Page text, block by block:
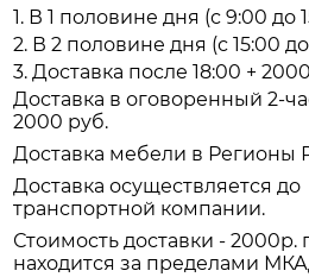
1. В 1 половине дня (с 9:00 до
2. В 2 половине дня (с 15:00
3. Доставка после 18:00 +
Доставка в оговоренный 2-
2000 руб.
Доставка мебели в Регионы
Доставка осуществляется до
транспортной компании.
Стоимость доставки - 2000р.
находится за пределами